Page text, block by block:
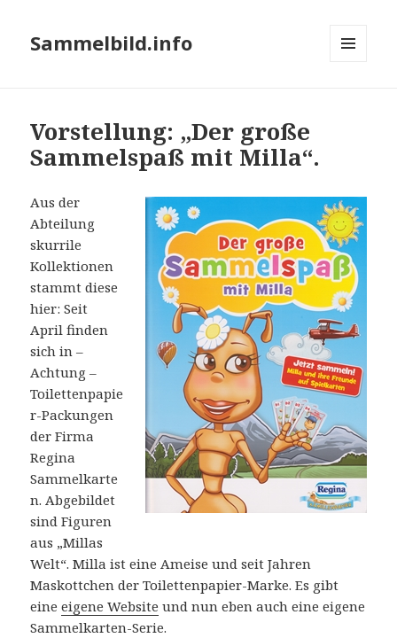
Sammelbild.info
Vorstellung: „Der große
Sammelspaß mit Milla“.
Aus der
Abteilung
skurrile
Kollektionen
stammt diese
hier: Seit
April finden
sich in –
Achtung –
Toilettenpapie
r-Packungen
der Firma
Regina
Sammelkarte
n. Abgebildet
sind Figuren
aus „Millas
Welt“. Milla ist eine Ameise und seit Jahren
Maskottchen der Toilettenpapier-Marke. Es gibt
eineeigene Website und nun eben auch eine eigene
Sammelkarten-Serie.